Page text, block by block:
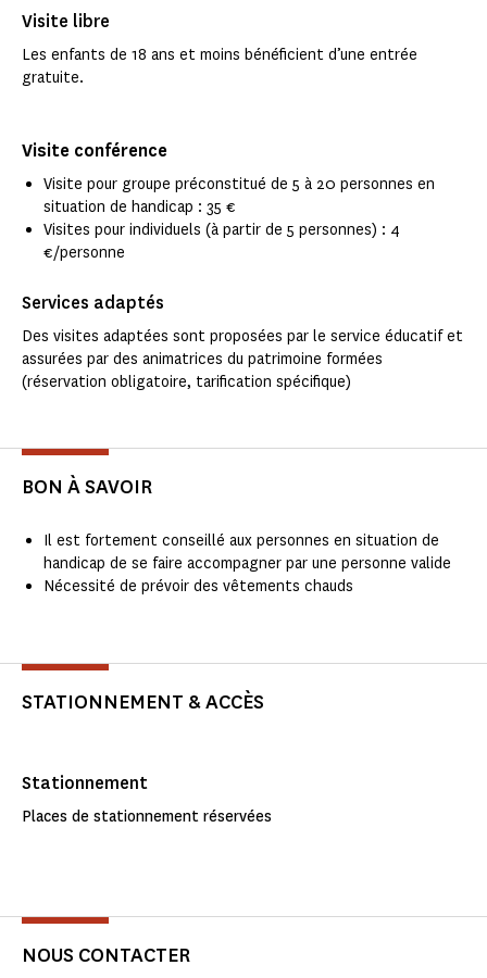
Visite libre
Les enfants de 18 ans et moins bénéficient d’une entrée
gratuite.
Visite conférence
Visite pour groupe préconstitué de 5 à 20 personnes en
situation de handicap : 35 €
Visites pour individuels (à partir de 5 personnes) : 4
€/personne
Services adaptés
Des visites adaptées sont proposées par le service éducatif et
assurées par des animatrices du patrimoine formées
(réservation obligatoire, tarification spécifique)
BON À SAVOIR
Il est fortement conseillé aux personnes en situation de
handicap de se faire accompagner par une personne valide
Nécessité de prévoir des vêtements chauds
STATIONNEMENT & ACCÈS
Stationnement
Places de stationnement réservées
NOUS CONTACTER